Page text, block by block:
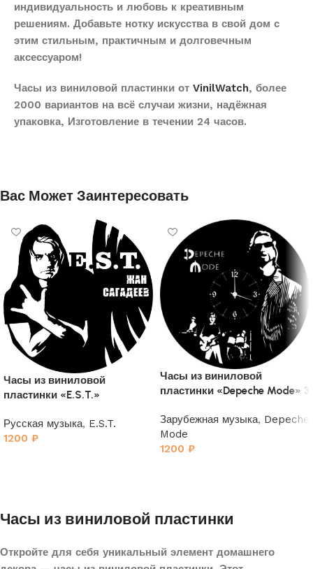
индивидуальность и любовь к креативным
решениям. Добавьте нотку искусства в свой дом с
этим стильным, практичным и долговечным
аксессуаром!
Часы из виниловой пластинки от VinilWatch, более
2000 вариантов на всё случаи жизни, надёжная
упаковка, Изготовление в течении 24 часов.
Вас Может Заинтересовать
Часы из виниловой
пластинки «E.S.T.»
Русская музыка, E.S.T.
1200 ₽
Часы из виниловой
пластинки «Depeche Mode» 3
Зарубежная музыка, Depeche
Mode
1200 ₽
Часы из виниловой пластинки
Откройте для себя уникальный элемент домашнего